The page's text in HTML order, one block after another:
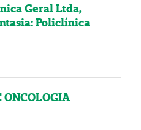
Geral Ltda,
Policlínica
ONCOLOGIA